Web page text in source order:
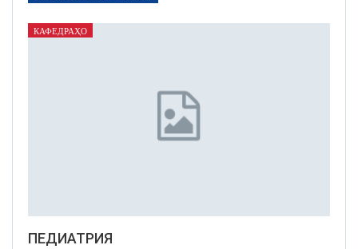
КАФЕДРАҲО
ПЕДИАТРИЯ